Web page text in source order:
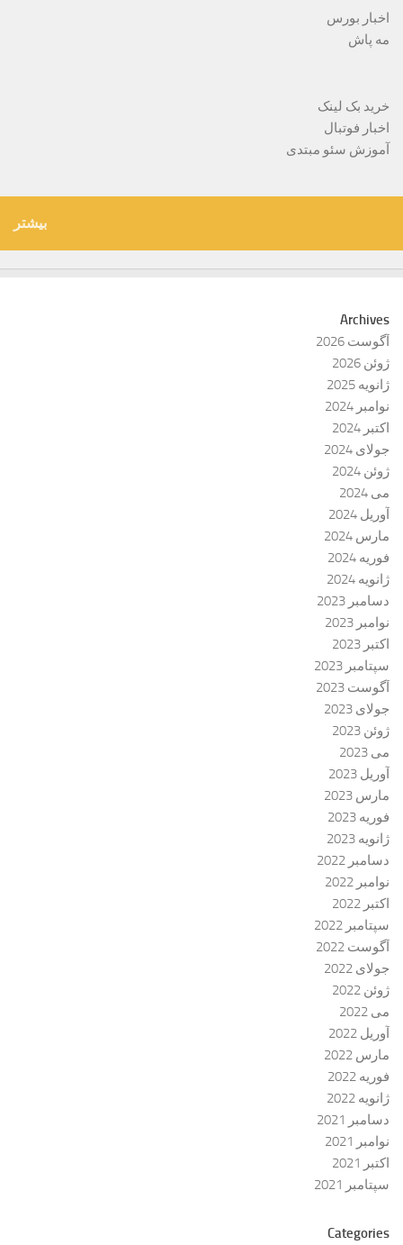
اخبار بورس
مه پاش
خرید بک لینک
اخبار فوتبال
آموزش سئو مبتدی
بیشتر
Archives
آگوست 2026
ژوئن 2026
ژانویه 2025
نوامبر 2024
اکتبر 2024
جولای 2024
ژوئن 2024
می 2024
آوریل 2024
مارس 2024
فوریه 2024
ژانویه 2024
دسامبر 2023
نوامبر 2023
اکتبر 2023
سپتامبر 2023
آگوست 2023
جولای 2023
ژوئن 2023
می 2023
آوریل 2023
مارس 2023
فوریه 2023
ژانویه 2023
دسامبر 2022
نوامبر 2022
اکتبر 2022
سپتامبر 2022
آگوست 2022
جولای 2022
ژوئن 2022
می 2022
آوریل 2022
مارس 2022
فوریه 2022
ژانویه 2022
دسامبر 2021
نوامبر 2021
اکتبر 2021
سپتامبر 2021
Categories